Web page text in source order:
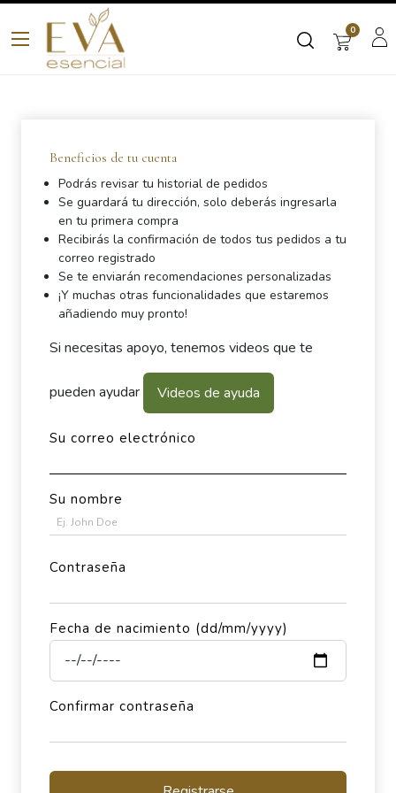
0
Beneficios de tu cuenta
Podrás revisar tu historial de pedidos
Se guardará tu dirección, solo deberás ingresarla
en tu primera compra
Recibirás la confirmación de todos tus pedidos a tu
correo registrado
Se te enviarán recomendaciones personalizadas
¡Y muchas otras funcionalidades que estaremos
añadiendo muy pronto!
Si necesitas apoyo, tenemos videos que te
pueden ayudar Videos de ayuda
Su correo electrónico
Su nombre
Contraseña
Fecha de nacimiento (dd/mm/yyyy)
Confirmar contraseña